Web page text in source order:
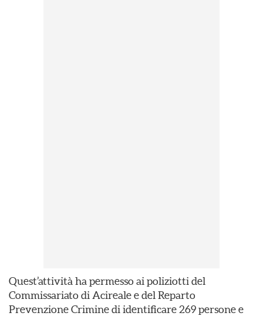
Quest’attività ha permesso ai poliziotti del
Commissariato di Acireale e del Reparto
Prevenzione Crimine di identificare 269 persone e